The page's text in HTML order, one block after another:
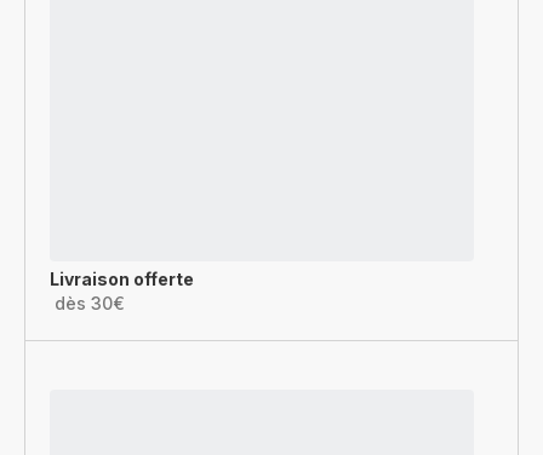
Livraison offerte
dès 30€